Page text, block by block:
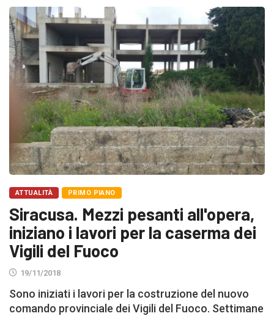
ATTUALITÀ PRIMO PIANO
Siracusa. Mezzi pesanti all'opera,
iniziano i lavori per la caserma dei
Vigili del Fuoco
19/11/2018
Sono iniziati i lavori per la costruzione del nuovo
comando provinciale dei Vigili del Fuoco. Settimane